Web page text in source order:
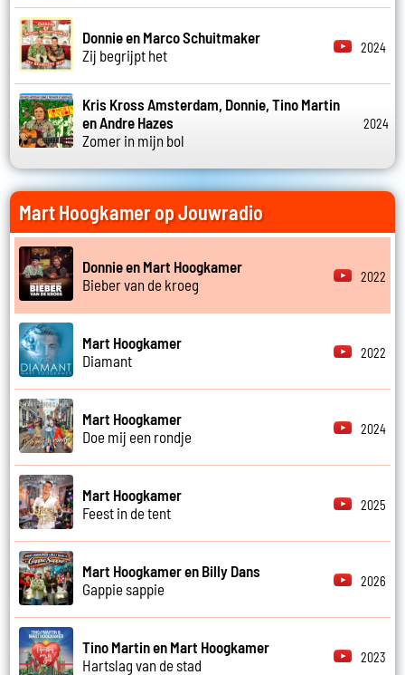
Donnie en Marco Schuitmaker
Zij begrijpt het
2024
Kris Kross Amsterdam, Donnie, Tino Martin
en Andre Hazes
Zomer in mijn bol
2024
Mart Hoogkamer op Jouwradio
Donnie en Mart Hoogkamer
Bieber van de kroeg
2022
Mart Hoogkamer
Diamant
2022
Mart Hoogkamer
Doe mij een rondje
2024
Mart Hoogkamer
Feest in de tent
2025
Mart Hoogkamer en Billy Dans
Gappie sappie
2026
Tino Martin en Mart Hoogkamer
Hartslag van de stad
2023